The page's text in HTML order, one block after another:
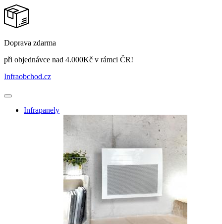
Doprava zdarma
při objednávce nad 4.000Kč v rámci ČR!
Infraobchod.cz
Infrapanely